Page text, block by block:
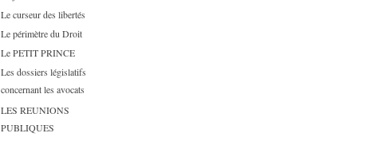
Le curseur des libertés
Le périmètre du Droit
Le PETIT PRINCE
Les dossiers législatifs
concernant les avocats
LES REUNIONS
PUBLIQUES